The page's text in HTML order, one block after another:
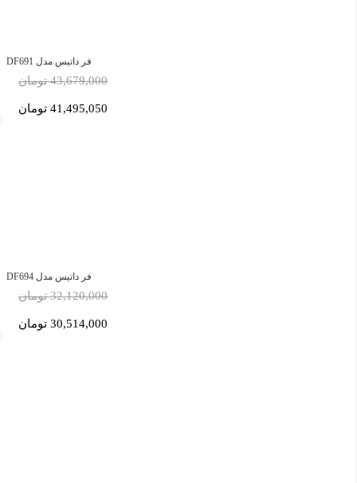
فر داتیس مدل DF691
43,679,000 تومان
41,495,050 تومان
فر داتیس مدل DF694
32,120,000 تومان
30,514,000 تومان